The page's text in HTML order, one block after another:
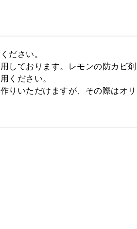
ださい。
しております。レモンの防カビ
ください。
りいただけますが、その際はオ